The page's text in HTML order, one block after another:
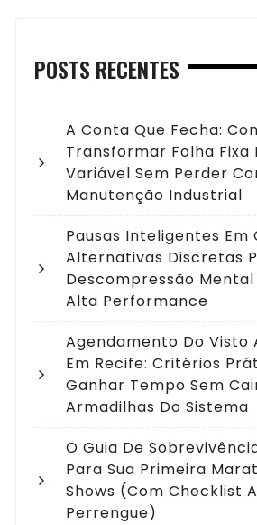
POSTS RECENTES
A Conta Que Fecha:
Transformar Folha Fixa
Variável Sem Perder
Manutenção Industrial
Pausas Inteligentes Em
Alternativas Discretas
Descompressão Mental
Alta Performance
Agendamento Do Visto
Em Recife: Critérios
Ganhar Tempo Sem
Armadilhas Do Sistema
O Guia De
Para Sua Primeira
Shows (com Checklist
Perrengue)